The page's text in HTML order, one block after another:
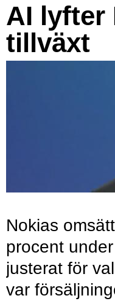
AI lyfter
tillväxt
Nokias
procent
justerat för
var